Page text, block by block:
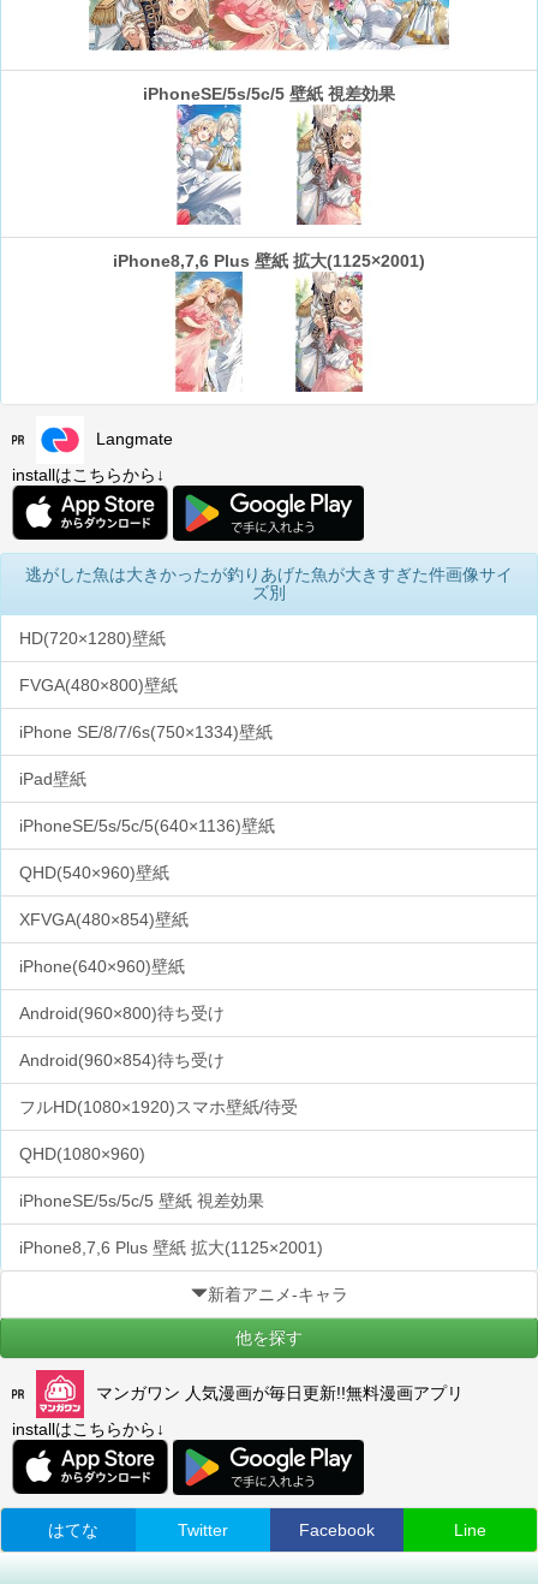
iPhoneSE/5s/5c/5 壁紙 視差効果
iPhone8,7,6 Plus 壁紙 拡大(1125×2001)
Langmate
installはこちらから↓
逃がした魚は大きかったが釣りあげた魚が大きすぎた件画像サイ
ズ別
HD(720×1280)壁紙
FVGA(480×800)壁紙
iPhone SE/8/7/6s(750×1334)壁紙
iPad壁紙
iPhoneSE/5s/5c/5(640×1136)壁紙
QHD(540×960)壁紙
XFVGA(480×854)壁紙
iPhone(640×960)壁紙
Android(960×800)待ち受け
Android(960×854)待ち受け
フルHD(1080×1920)スマホ壁紙/待受
QHD(1080×960)
iPhoneSE/5s/5c/5 壁紙 視差効果
iPhone8,7,6 Plus 壁紙 拡大(1125×2001)
新着アニメ-キャラ
他を探す
マンガワン 人気漫画が毎日更新!!無料漫画アプリ
installはこちらから↓
はてな Twitter Facebook Line